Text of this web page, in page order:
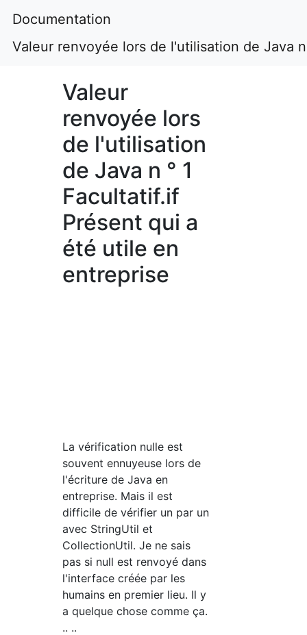
Documentation
Valeur renvoyée lors de l'utilisation de Java
Valeur
renvoyée lors
de l'utilisation
de Java n ° 1
Facultatif.if
Présent qui a
été utile en
entreprise
La vérification nulle est
souvent ennuyeuse lors de
l'écriture de Java en
entreprise. Mais il est
difficile de vérifier un par un
avec StringUtil et
CollectionUtil. Je ne sais
pas si null est renvoyé dans
l'interface créée par les
humains en premier lieu. Il y
a quelque chose comme ça.
.. ..